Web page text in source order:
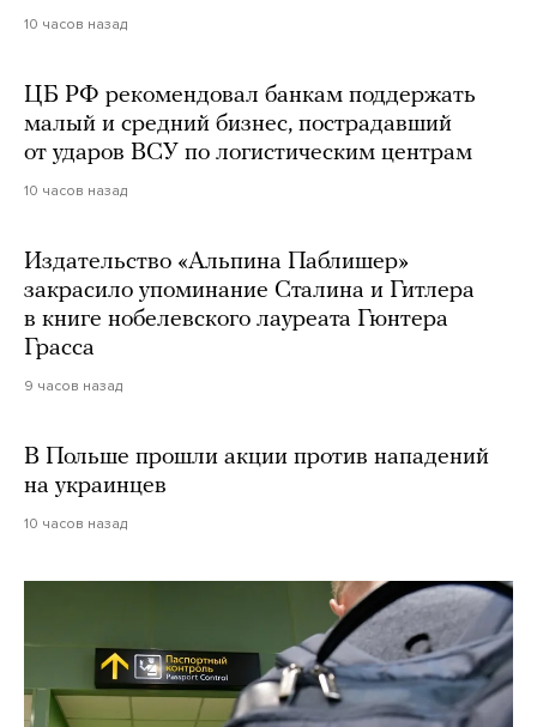
10 часов назад
ЦБ РФ рекомендовал банкам поддержать
малый и средний бизнес, пострадавший
от ударов ВСУ по логистическим центрам
10 часов назад
Издательство «Альпина Паблишер»
закрасило упоминание Сталина и Гитлера
в книге нобелевского лауреата Гюнтера
Грасса
9 часов назад
В Польше прошли акции против нападений
на украинцев
10 часов назад